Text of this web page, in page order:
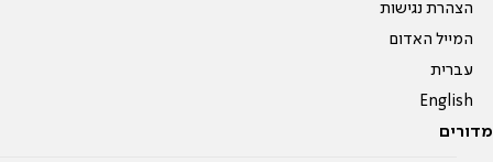
הצהרת נגישות
המייל האדום
עברית
English
מדורים